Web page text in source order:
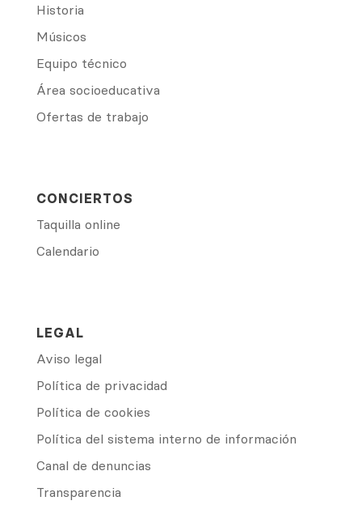
Historia
Músicos
Equipo técnico
Área socioeducativa
Ofertas de trabajo
CONCIERTOS
Taquilla online
Calendario
LEGAL
Aviso legal
Política de privacidad
Política de cookies
Política del sistema interno de información
Canal de denuncias
Transparencia